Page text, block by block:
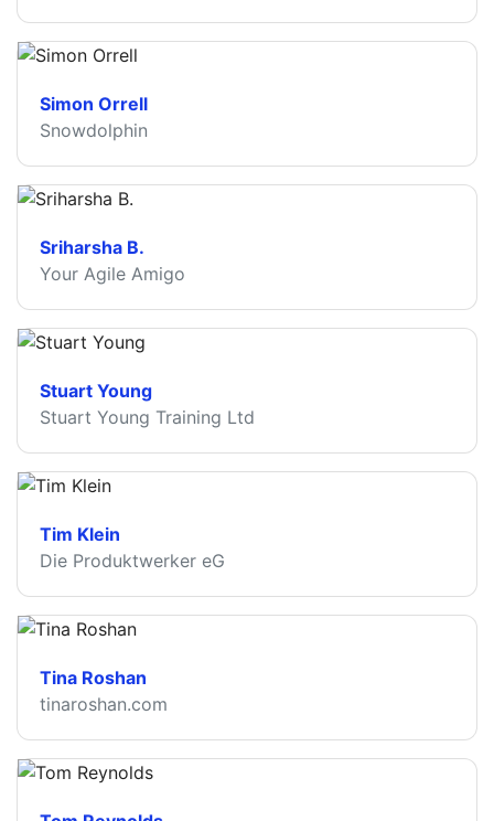
Simon Orrell
Snowdolphin
Sriharsha B.
Your Agile Amigo
Stuart Young
Stuart Young Training Ltd
Tim Klein
Die Produktwerker eG
Tina Roshan
tinaroshan.com